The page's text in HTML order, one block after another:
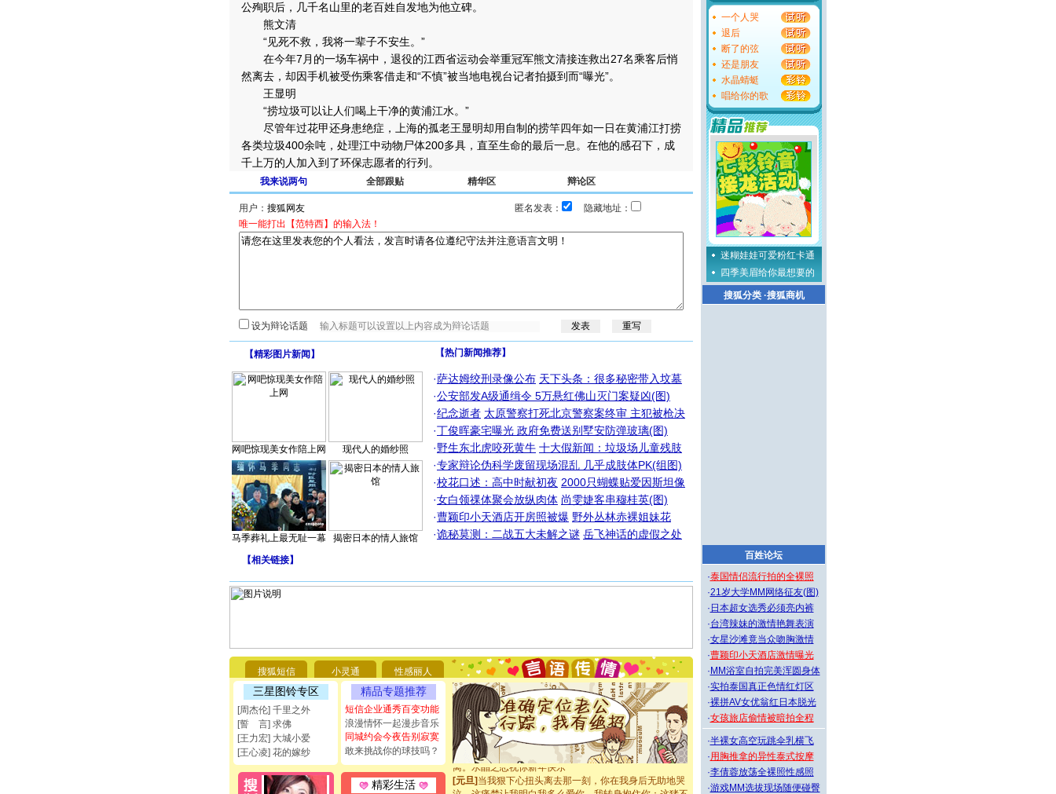
公殉职后，几千名山里的老百姓自发地为他立碑。
熊文清
“见死不救，我将一辈子不安生。”
在今年7月的一场车祸中，退役的江西省运动会举重冠军熊文清接连救出27名乘客后悄
然离去，却因手机被受伤乘客借走和“不慎”被当地电视台记者拍摄到而“曝光”。
王显明
“捞垃圾可以让人们喝上干净的黄浦江水。”
尽管年过花甲还身患绝症，上海的孤老王显明却用自制的捞竿四年如一日在黄浦江打捞
各类垃圾400余吨，处理江中动物尸体200多具，直至生命的最后一息。在他的感召下，成
千上万的人加入到了环保志愿者的行列。
我来说两句 全部跟贴 精华区 辩论区
用户： 匿名发表：
隐藏地址：
唯一能打出【范特西】的输入法！
设为辩论话题
【精彩图片新闻 】
网吧惊现美女作陪上网 现代人的婚纱照
马季葬礼上最无耻一幕 揭密日本的情人旅馆
【热门新闻推荐】
·萨达姆绞刑录像公布 天下头条：很多秘密带入坟墓
·公安部发A级通缉令 5万悬红佛山灭门案疑凶(图)
·纪念逝者 太原警察打死北京警察案终审 主犯被枪决
·丁俊晖豪宅曝光 政府免费送别墅安防弹玻璃(图)
·野生东北虎咬死黄牛 十大假新闻：垃圾场儿童残肢
·专家辩论伪科学废留现场混乱 几乎成肢体PK(组图)
·校花口述：高中时献初夜 2000只蝴蝶贴爱因斯坦像
·女白领祼体聚会放纵肉体 尚雯婕客串穆桂英(图)
·曹颖印小天酒店开房照被爆 野外丛林赤裸姐妹花
·诡秘莫测：二战五大未解之谜 岳飞神话的虚假之处
【相关链接】
搜狐短信 小灵通 性感丽人
三星图铃专区
[周杰伦] 千里之外
[誓 言] 求佛
[王力宏] 大城小爱
[王心凌] 花的嫁纱
精品专题推荐
短信企业通秀百变功能
浪漫情怀一起漫步音乐
同城约会今夜告别寂寞
敢来挑战你的球技吗？
精彩生活
[圣诞节]圣诞节到了，想想没什么送给你的，又不打算给
[圣诞节] 奉上一颗祝福的心,在这个特别的日子里,愿幸福,
如意,快乐,鲜花,一切美好的祝愿与你同在.圣诞快乐!
[元旦]看到你我会触电；看不到你我要充电；没有你我会
断电。爱你是我职业，想你是我事业，抱你是我特长，吻
你是我专业！水晶之恋祝你新年快乐
[元旦]如果上天让我许三个愿望，一是今生今世和你在一
起；二是再生再世和你在一起；三是三生三世和你不再分
离。水晶之恋祝你新年快乐
[元旦]当我狠下心扭头离去那一刻，你在我身后无助地哭
泣，这痛楚让我明白我多么爱你。我转身抱住你：这猪不
一个人哭
退后
断了的弦
还是朋友
水晶蜻蜓
唱给你的歌
迷糊娃娃可爱粉红卡通
四季美眉给你最想要的
搜狐分类·搜狐商机
百姓论坛
·泰国情侣流行拍的全裸照
·21岁大学MM网络征友(图)
· 日本超女选秀必须亮内裤
·台湾辣妹的激情艳舞表演
·女星沙滩竟当众吻胸激情
·曹颖印小天酒店激情曝光
· MM浴室自拍完美浑圆身体
·实拍泰国真正色情红灯区
·裸拼AV女优翁红日本脱光
·女孩旅店偷情被暗拍全程
·半裸女高空玩跳伞乳横飞
·用胸推拿的异性泰式按摩
·李倩蓉放荡全裸照性感照
·游戏MM选拔现场随便碰臀